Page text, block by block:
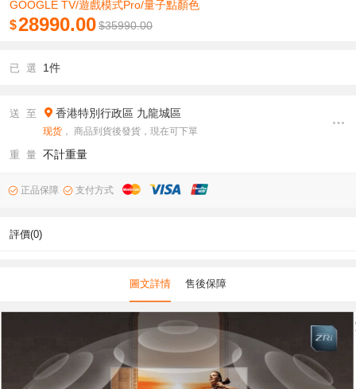
GOOGLE TV/遊戲模式Pro/量子點顏色
$28990.00$35990.00
已 選 1件
送 至 香港特別行政區 九龍城區
现货 ， 商品到貨後發貨，現在可下單
重 量 不計重量
正品保障 支付方式
評價(0)
圖文詳情 售後保障